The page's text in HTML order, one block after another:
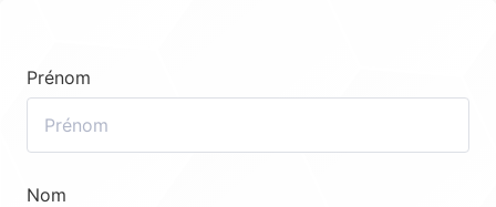
Prénom
Nom